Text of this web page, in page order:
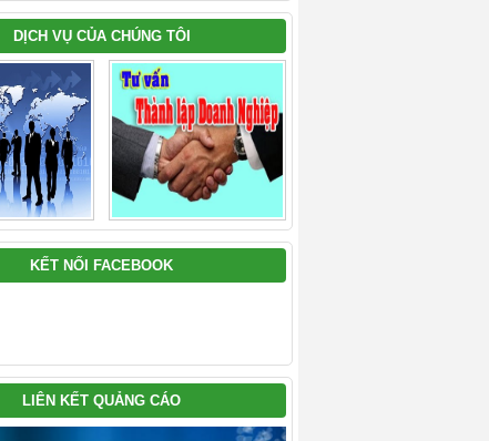
DỊCH VỤ CỦA CHÚNG TÔI
KẾT NỐI FACEBOOK
LIÊN KẾT QUẢNG CÁO